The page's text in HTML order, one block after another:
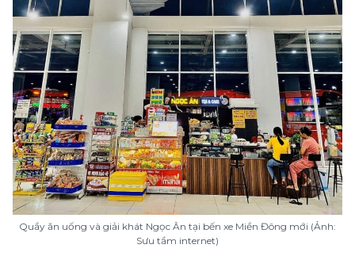
Quầy ăn uống và giải khát Ngọc Ân tại bến xe Miền Đông mới (Ảnh:
Sưu tầm internet)